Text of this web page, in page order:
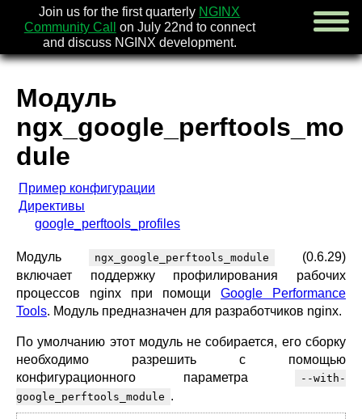
Join us for the first quarterly NGINX
Community Call
on July 22nd to connect
and discuss NGINX development.
english
русский
faq
книги[en]
сообщество
компания
x.com
blog
Модуль
ngx_google_perftools_mo
dule
Пример конфигурации
Директивы
google_perftools_profiles
Модуль ngx_google_perftools_module
(0.6.29)
включает поддержку профилирования рабочих
процессов nginx при помощи Google Performance
Tools. Модуль предназначен для разработчиков nginx.
По умолчанию этот модуль не собирается, его сборку
необходимо разрешить с помощью
конфигурационного параметра
--with-
google_perftools_module .